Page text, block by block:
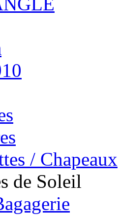
/ Chapeaux
de Soleil